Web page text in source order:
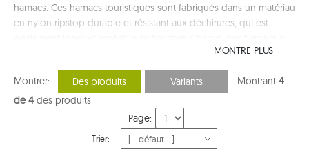
hamacs. Ces hamacs touristiques sont fabriqués dans un matériau
en nylon ripstop durable et résistant aux déchirures, qui est
été testé pour garantir sa fiabilité et sa durabilité, quelles que
soient les conditions.
MONTRE PLUS
Montrer: Des produits Variants Montrant 4
de 4 des produits
Page:
Trier: